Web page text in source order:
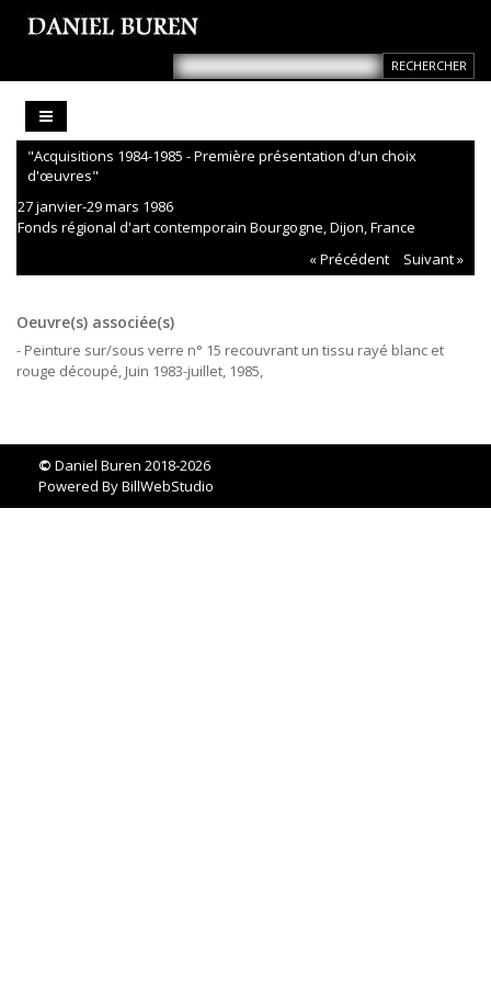
"Acquisitions 1984-1985 - Première présentation d'un choix
d'œuvres"
27 janvier-29 mars 1986
Fonds régional d'art contemporain Bourgogne, Dijon, France
« Précédent
Suivant »
Oeuvre(s) associée(s)
- Peinture sur/sous verre n° 15 recouvrant un tissu rayé blanc et
rouge découpé, Juin 1983-juillet, 1985,
© Daniel Buren 2018-2026
Powered ByBillWebStudio